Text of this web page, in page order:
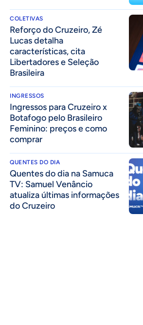
COLETIVAS
⁠Reforço do Cruzeiro, Zé
Lucas detalha
características, cita
Libertadores e Seleção
Brasileira
INGRESSOS
Ingressos para Cruzeiro x
Botafogo pelo Brasileiro
Feminino: preços e como
comprar
QUENTES DO DIA
Quentes do dia na Samuca
TV: Samuel Venâncio
atualiza últimas informações
do Cruzeiro